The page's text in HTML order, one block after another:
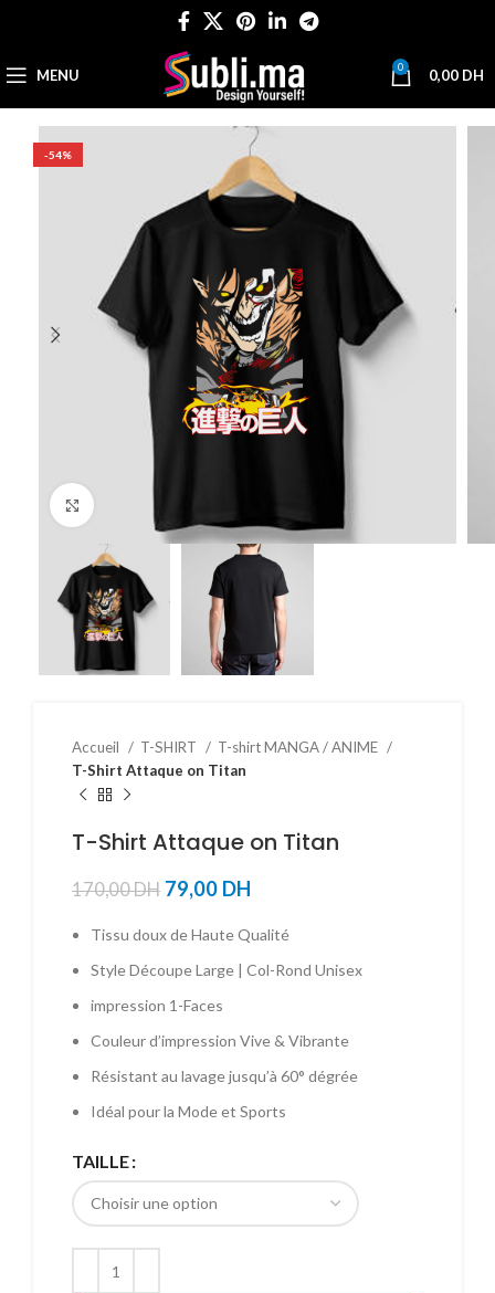
MENU 0 0,00 DH
-54%
Accueil T-SHIRT
T-shirt MANGA / ANIME
T-Shirt Attaque on Titan
T-Shirt Attaque on Titan
170,00DH 79,00 DH
Tissu doux de Haute Qualité
Style Découpe Large | Col-Rond Unisex
impression 1-Faces
Couleur d’impression Vive & Vibrante
Résistant au lavage jusqu’à 60° dégrée
Idéal pour la Mode et Sports
TAILLE